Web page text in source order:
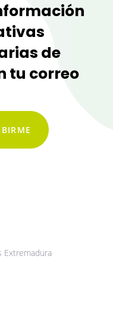
de
tu correo
Extremadura